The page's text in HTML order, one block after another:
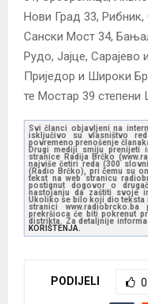
Нови Град 33,
Сански Мост 34,
Рудо, Јајце, Сарајево
Приједор и Широки
те Мостар 39 степени
Svi članci objavljeni na
isključivo su vlasništvo
povremeno prenošenje
Drugi mediji smiju prenijeti
stranice Radija Brčko
najviše četiri reda (300
(Radio Brčko), pri čemu su
tekst na web stranicu
postignut dogovor o
nastojanju da zaštiti svoje
Ukoliko se bilo koji dio teksta
stranici
prekršioca će biti pokrenut
distrikta. Za detaljnije
KORIŠTENJA.
PODIJELI 0